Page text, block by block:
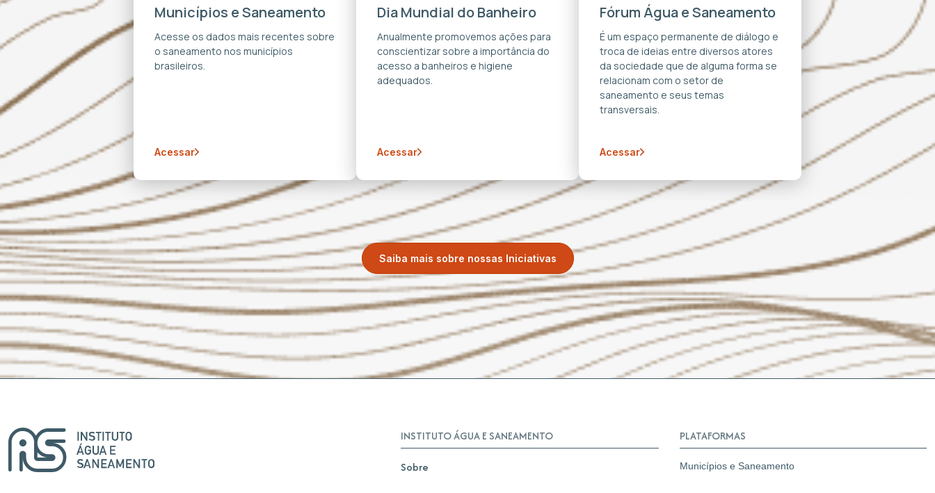
Municípios e Saneamento
Acesse os dados mais recentes sobre
o saneamento nos municípios
brasileiros.
Acessar
Dia Mundial do Banheiro
Anualmente promovemos ações para
conscientizar sobre a importância do
acesso a banheiros e higiene
adequados.
Acessar
Fórum Água e Saneamento
É um espaço permanente de diálogo e
troca de ideias entre diversos atores
da sociedade que de alguma forma se
relacionam com o setor de
saneamento e seus temas
transversais.
Acessar
Saiba mais sobre nossas Iniciativas
INSTITUTO ÁGUA E SANEAMENTO
Sobre
PLATAFORMAS
Municípios e Saneamento